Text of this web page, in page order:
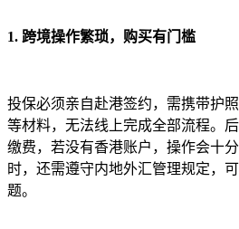
1. 跨境操作繁琐，购买有门槛
投保必须亲自赴港签约，需携带护
等材料，无法线上完成全部流程。
缴费，若没有香港账户，操作会十
时，还需遵守内地外汇管理规定，
题。